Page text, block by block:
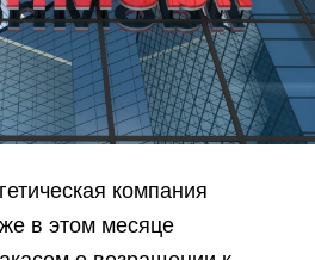
компания
в этом месяце